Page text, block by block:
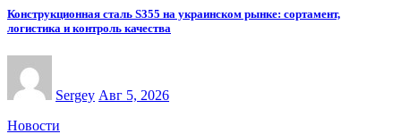
Конструкционная сталь S355 на украинском рынке: сортамент,
логистика и контроль качества
Sergey Авг 5, 2026
Новости